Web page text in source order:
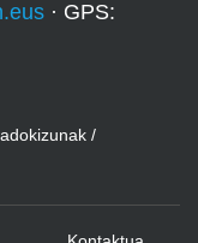
· GPS:
/